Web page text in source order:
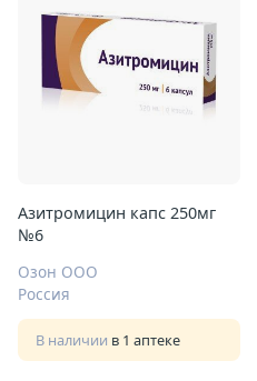
Азитромицин капс 250мг
№6
Озон ООО
Россия
В наличии в 1 аптеке